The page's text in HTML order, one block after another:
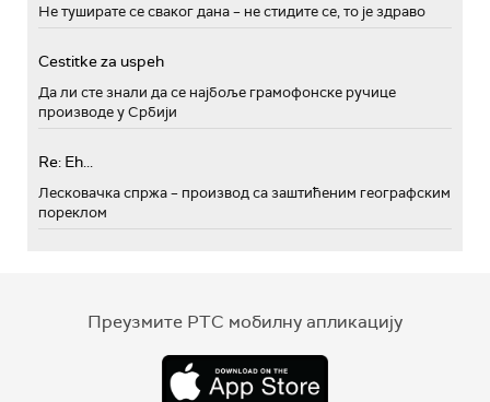
Не туширате се сваког дана – не стидите се, то је здраво
Cestitke za uspeh
Да ли сте знали да се најбоље грамофонске ручице
производе у Србији
Re: Eh...
Лесковачка спржа – производ са заштићеним географским
пореклом
Преузмите РТС мобилну апликацију